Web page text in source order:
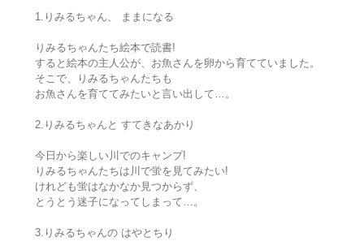
1.りみるちゃん、 ままになる
りみるちゃんたち絵本で読書!
すると絵本の主人公が、お魚さんを卵から育てていました。
そこで、りみるちゃんたちも
お魚さんを育ててみたいと言い出して…。
2.りみるちゃんと すてきなあかり
今日から楽しい川でのキャンプ!
りみるちゃんたちは川で蛍を見てみたい!
けれども蛍はなかなか見つからず、
とうとう迷子になってしまって…。
3.りみるちゃんの はやとちり